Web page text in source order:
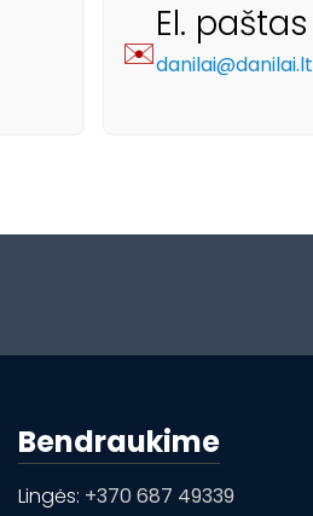
✉️
El. paštas
danilai@danilai.lt
Bendraukime
Lingės: +370 687 49339